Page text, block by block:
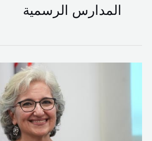
المدارس الرسمية